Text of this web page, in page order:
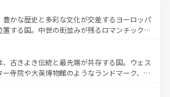
によって風土や気候が異なるスペインはその個
性で訪れる人を魅了する。 なお、新着のスペイン情報は コ
覧を参照してほしい。
魅力が詰まっている。華麗な宮殿、歴史的な大
いビーチ、そして豊かな自然が、訪れる者を心
る。また、フランスは美食の国としても知ら
ンパンの発祥地であるランス、プロヴァンスの
ベンダー畑など、多彩な楽しみ方が可能だ。さ
以外の地域にも魅力が溢れており、どの街角に
足を運ぶとそれぞれで全く異なる文化を体験で
豊かな歴史と多彩な文化が交差するヨーロッパ
置する国。中世の街並みが残るロマンチック街
の国は、どこを歩いても飽きることがない。ベ
化的活気、バイエルン州のアルプスの絶景、そ
川沿いのワイン畑といった風景は必見。ビール
人にはぜひ体験してほしい。 なお、新着の
、古きよき伝統と最先端が共存する国。ウェス
ー寺院や大英博物館のようなランドマーク、歴
異なる魅力がある。また、優雅なアフタヌーン